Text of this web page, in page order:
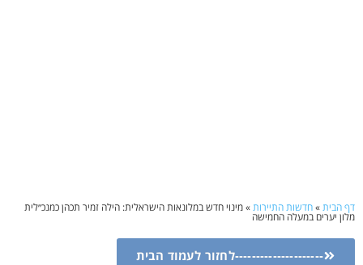
דף הבית»חדשות התיירות»מינוי חדש במלונאות הישראלית: הילה זמיר תכהן כמנכ״לית
מלון יערים במעלה החמישה
---------------------לחזור לעמוד הבית